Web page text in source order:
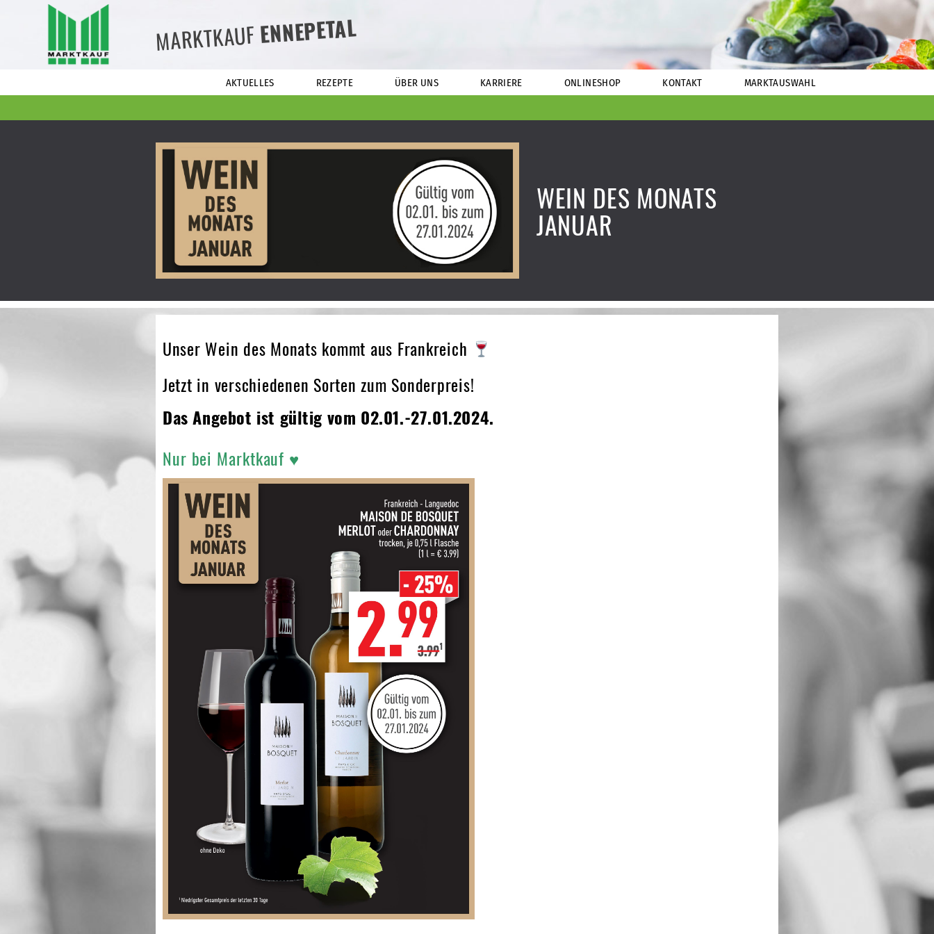
MARKTKAUFENNEPETAL
AKTUELLES REZEPTE ÜBER UNS KARRIERE ONLINESHOP KONTAKT MARKTAUSWAHL
WEIN DES MONATS
JANUAR
Unser Wein des Monats kommt aus Frankreich
Jetzt in verschiedenen Sorten zum Sonderpreis!
Das Angebot ist gültig vom 02.01.-27.01.2024.
Nur bei Marktkauf ♥